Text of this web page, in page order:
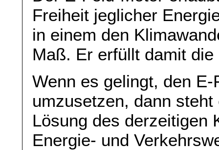
Freiheit jeglicher
in einem den
Maß. Er erfüllt damit
Wenn es gelingt, den
umzusetzen, dann
Lösung des derzeitigen
Energie- und